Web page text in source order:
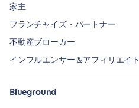
家主
フランチャイズ・パートナー
不動産ブローカー
インフルエンサー＆アフィリエイト
Blueground